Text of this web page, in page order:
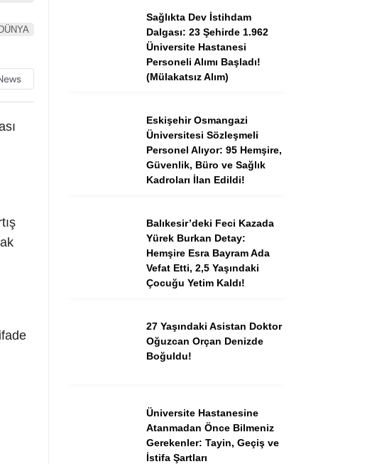
Tercih Robotu (Ön Lisans)
Tercih Robotu (Lise)
Youtube
DÜNYA
Sağlıkta Dev İstihdam
Dalgası: 23 Şehirde 1.962
Üniversite Hastanesi
Personeli Alımı Başladı!
(Mülakatsız Alım)
Eskişehir Osmangazi
Üniversitesi Sözleşmeli
Personel Alıyor: 95 Hemşire,
Güvenlik, Büro ve Sağlık
Kadroları İlan Edildi!
Balıkesir’deki Feci Kazada
Yürek Burkan Detay:
Hemşire Esra Bayram Ada
Vefat Etti, 2,5 Yaşındaki
Çocuğu Yetim Kaldı!
27 Yaşındaki Asistan Doktor
Oğuzcan Orçan Denizde
Boğuldu!
Üniversite Hastanesine
Atanmadan Önce Bilmeniz
Gerekenler: Tayin, Geçiş ve
İstifa Şartları